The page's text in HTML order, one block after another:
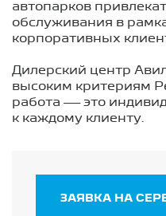
автопарков
обслуживания в
корпоративных
Дилерский центр
высоким критериям
работа — это
к каждому клиенту.
ЗАЯВКА НА